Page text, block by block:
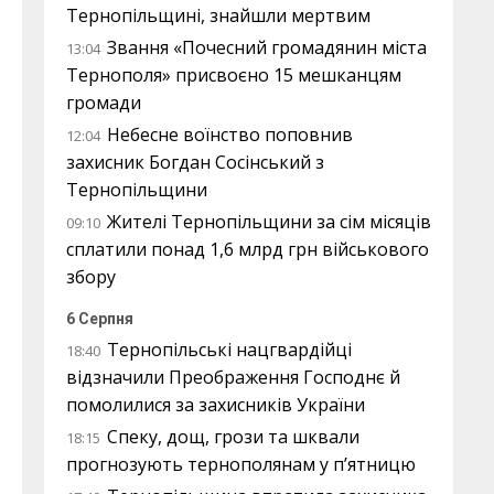
Тернопільщині, знайшли мертвим
13:04 Звання «Почесний громадянин міста
Тернополя» присвоєно 15 мешканцям
громади
12:04 Небесне воїнство поповнив
захисник Богдан Сосінський з
Тернопільщини
09:10 Жителі Тернопільщини за сім місяців
сплатили понад 1,6 млрд грн військового
збору
6 Серпня
18:40 Тернопільські нацгвардійці
відзначили Преображення Господнє й
помолилися за захисників України
18:15 Спеку, дощ, грози та шквали
прогнозують тернополянам у п’ятницю